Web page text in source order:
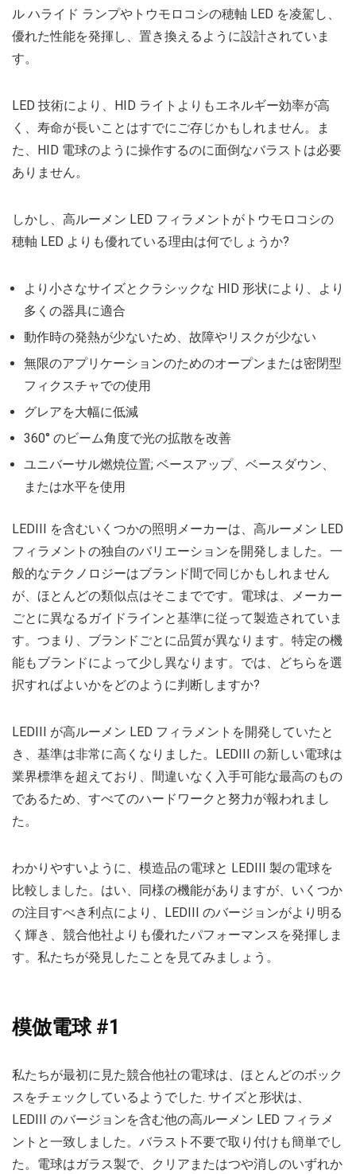
ル ハライド ランプやトウモロコシの穂軸 LED を凌駕し、
優れた性能を発揮し、置き換えるように設計されていま
す。
LED 技術により、HID ライトよりもエネルギー効率が高
く、寿命が長いことはすでにご存じかもしれません。ま
た、HID 電球のように操作するのに面倒なバラストは必要
ありません。
しかし、高ルーメン LED フィラメントがトウモロコシの
穂軸 LED よりも優れている理由は何でしょうか?
より小さなサイズとクラシックな HID 形状により、より
多くの器具に適合
動作時の発熱が少ないため、故障やリスクが少ない
無限のアプリケーションのためのオープンまたは密閉型
フィクスチャでの使用
グレアを大幅に低減
360° のビーム角度で光の拡散を改善
ユニバーサル燃焼位置; ベースアップ、ベースダウン、
または水平を使用
LEDIII を含むいくつかの照明メーカーは、高ルーメン LED
フィラメントの独自のバリエーションを開発しました。一
般的なテクノロジーはブランド間で同じかもしれません
が、ほとんどの類似点はそこまでです。電球は、メーカー
ごとに異なるガイドラインと基準に従って製造されていま
す。つまり、ブランドごとに品質が異なります。特定の機
能もブランドによって少し異なります。では、どちらを選
択すればよいかをどのように判断しますか?
LEDIII が高ルーメン LED フィラメントを開発していたと
き、基準は非常に高くなりました。LEDIII の新しい電球は
業界標準を超えており、間違いなく入手可能な最高のもの
であるため、すべてのハードワークと努力が報われまし
た。
わかりやすいように、模造品の電球と LEDIII 製の電球を
比較しました。はい、同様の機能がありますが、いくつか
の注目すべき利点により、LEDIII のバージョンがより明る
く輝き、競合他社よりも優れたパフォーマンスを発揮しま
す。私たちが発見したことを見てみましょう。
模倣電球 #1
私たちが最初に見た競合他社の電球は、ほとんどのボック
スをチェックしているようでした. サイズと形状は、
LEDIII のバージョンを含む他の高ルーメン LED フィラメ
ントと一致しました。バラスト不要で取り付けも簡単でし
た。電球はガラス製で、クリアまたはつや消しのいずれか